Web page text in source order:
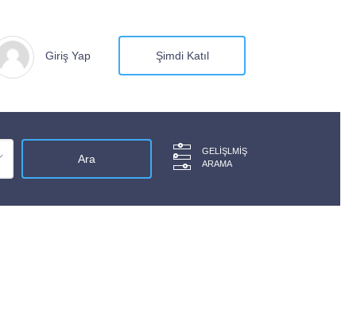
Giriş Yap Şimdi Katıl
GELIŞLMIŞ
ARAMA